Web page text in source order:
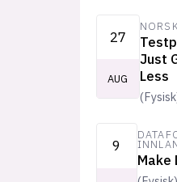
27
AUG
Just
Less
(Fysisk
9
Make